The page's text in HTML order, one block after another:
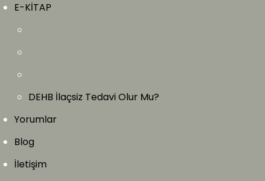
E-KİTAP
DEHB İlaçsiz Tedavi Olur Mu?
Yorumlar
Blog
İletişim